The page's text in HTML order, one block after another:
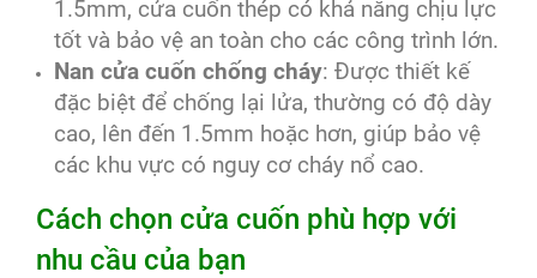
1.5mm, cửa cuốn thép có khả năng chịu lực
tốt và bảo vệ an toàn cho các công trình lớn.
Nan cửa cuốn chống cháy: Được thiết kế
đặc biệt để chống lại lửa, thường có độ dày
cao, lên đến 1.5mm hoặc hơn, giúp bảo vệ
các khu vực có nguy cơ cháy nổ cao.
Cách chọn cửa cuốn phù hợp với
nhu cầu của bạn